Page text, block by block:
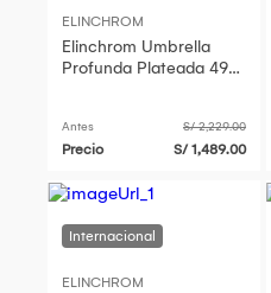
ELINCHROM
Elinchrom Umbrella
Profunda Plateada 49"
Antes S/ 2,229.00
Precio S/ 1,489.00
ELINCHROM